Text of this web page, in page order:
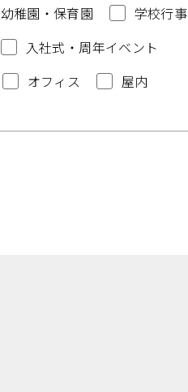
幼稚園・保育園
学校行事
入社式・周年イベント
オフィス 屋内